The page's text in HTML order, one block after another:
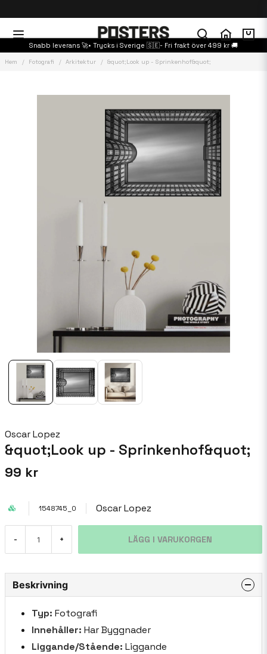
Snabb leverans 🚀• Trycks i Sverige 🇸🇪- Fri frakt över 499 kr 🚚
Hem Fotografi Arkitektur &quot;Look up - Sprinkenhof&quot;
Oscar Lopez
&quot;Look up - Sprinkenhof&quot;
99 kr
1548745_0 Oscar Lopez
- + LÄGG I VARUKORGEN
Beskrivning
Typ: Fotografi
Innehåller: Har Byggnader
Liggande/Stående: Liggande